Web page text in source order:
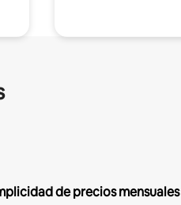
de precios mensuales